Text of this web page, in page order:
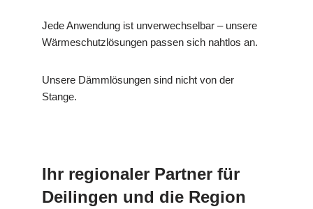
Jede Anwendung ist unverwechselbar – unsere
Wärmeschutzlösungen passen sich nahtlos an.
Unsere Dämmlösungen sind nicht von der
Stange.
Ihr regionaler Partner für
Deilingen und die Region